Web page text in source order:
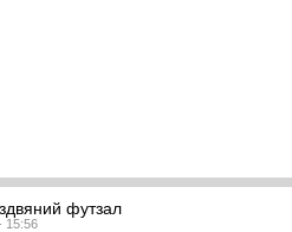
футзал
15:56